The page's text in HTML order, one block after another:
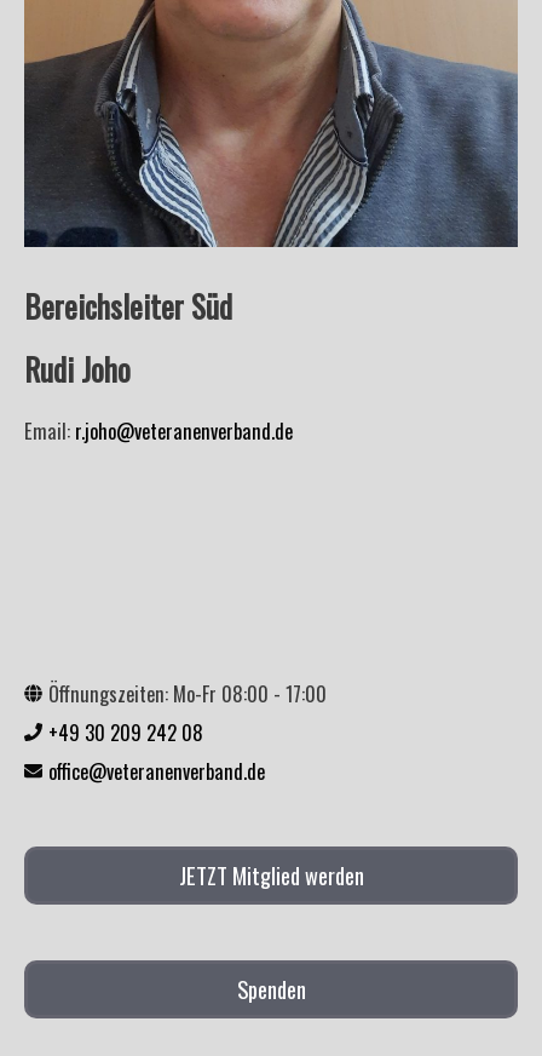
Bereichsleiter Süd
Rudi Joho
Email: r.joho@veteranenverband.de
Öffnungszeiten: Mo-Fr 08:00 - 17:00
+49 30 209 242 08
office@veteranenverband.de
JETZT Mitglied werden
Spenden